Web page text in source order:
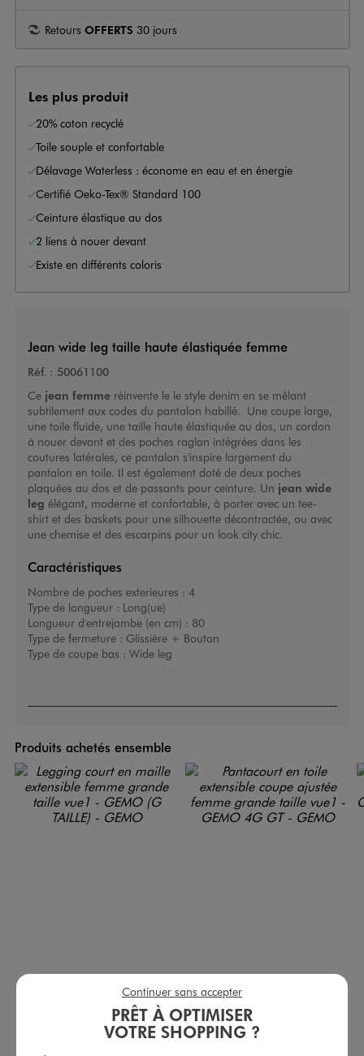
Retours OFFERTS 30 jours
Les plus produit
20% coton recyclé
Toile souple et confortable
Délavage Waterless : économe en eau et en énergie
Certifié Oeko-Tex® Standard 100
Ceinture élastique au dos
2 liens à nouer devant
Existe en différents coloris
Jean wide leg taille haute élastiquée femme
Réf. : 50061100
Ce jean femmeréinvente le le style denim en se mêlant
subtilement aux codes du pantalon habillé. Une coupe large,
une toile fluide, une taille haute élastiquée au dos, un cordon
à nouer devant et des poches raglan intégrées dans les
coutures latérales, ce pantalon s'inspire largement du
pantalon en toile. Il est également doté de deux poches
plaquées au dos et de passants pour ceinture. Un jean wide
leg élégant, moderne et confortable, à porter avec un tee-
shirt et des baskets pour une silhouette décontractée, ou avec
une chemise et des escarpins pour un look city chic.
Caractéristiques
Nombre de poches exterieures : 4
Type de longueur : Long(ue)
Longueur d'entrejambe (en cm) : 80
Type de fermeture : Glissière + Bouton
Type de coupe bas : Wide leg
Produits achetés ensemble
Legging court en maille extensible femme grande taille
7,99 €
-50% sur le 2ème produit d'été
Pantacourt en toile extensible coupe ajustée femme grande taille
19,99 €
4.5/5 de moyenne
PRÊT À OPTIMISER
VOTRE SHOPPING ?
Continuer sans accepter